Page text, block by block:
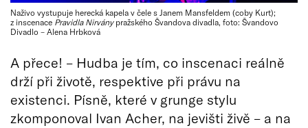
Naživo vystupuje herecká kapela v čele s Janem Mansfeldem (coby Kurt);
z inscenace Pravidla Nirványpražského Švandova divadla, foto: Švandovo
Divadlo – Alena Hrbková
A přece! – Hudba je tím, co inscenaci reálně
drží při životě, respektive při právu na
existenci. Písně, které v grunge stylu
zkomponoval Ivan Acher, na jevišti živě – a na